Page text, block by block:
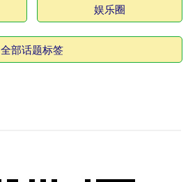
娱乐圈
全部话题标签